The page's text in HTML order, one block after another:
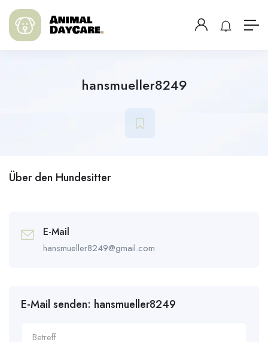
hansmueller8249
Über den Hundesitter
E-Mail
hansmueller8249@gmail.com
E-Mail senden: hansmueller8249